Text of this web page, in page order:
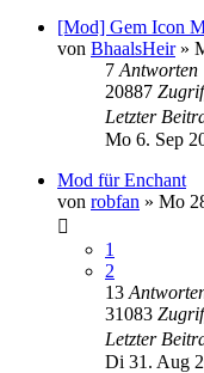
[Mod] Gem Icon
von BhaalsHeir»
7 Antworten
20887
Letzter
Mo 6. Sep
Mod für Enchant
von robfan » Mo
1
2
13
31083
Letzter
Di 31. Aug